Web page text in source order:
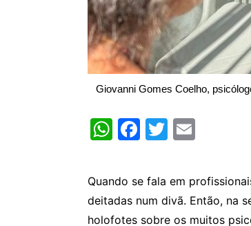
Giovanni Gomes Coelho,
W
at
s
A
F
c
e
b
T
itt
er
ai
l
Quando se fala em
deitadas num divã. Então, na
holofotes sobre os muitos